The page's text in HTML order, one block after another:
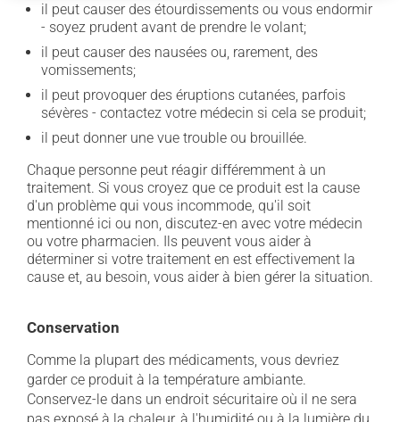
il peut causer des étourdissements ou vous endormir
- soyez prudent avant de prendre le volant;
il peut causer des nausées ou, rarement, des
vomissements;
il peut provoquer des éruptions cutanées, parfois
sévères - contactez votre médecin si cela se produit;
il peut donner une vue trouble ou brouillée.
Chaque personne peut réagir différemment à un
traitement. Si vous croyez que ce produit est la cause
d'un problème qui vous incommode, qu'il soit
mentionné ici ou non, discutez-en avec votre médecin
ou votre pharmacien. Ils peuvent vous aider à
déterminer si votre traitement en est effectivement la
cause et, au besoin, vous aider à bien gérer la situation.
Conservation
Comme la plupart des médicaments, vous devriez
garder ce produit à la température ambiante.
Conservez-le dans un endroit sécuritaire où il ne sera